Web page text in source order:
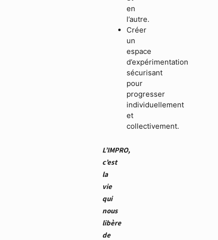
en
l’autre.
Créer
un
espace
d’expérimentation
sécurisant
pour
progresser
individuellement
et
collectivement.
L’IMPRO,
c’est
la
vie
qui
nous
libère
de